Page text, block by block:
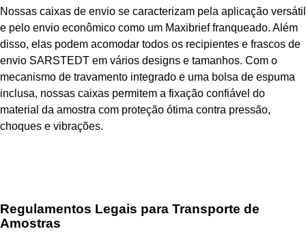
Nossas caixas de envio se caracterizam pela aplicação versátil
e pelo envio econômico como um Maxibrief franqueado. Além
disso, elas podem acomodar todos os recipientes e frascos de
envio SARSTEDT em vários designs e tamanhos. Com o
mecanismo de travamento integrado e uma bolsa de espuma
inclusa, nossas caixas permitem a fixação confiável do
material da amostra com proteção ótima contra pressão,
choques e vibrações.
Regulamentos Legais para Transporte de
Amostras